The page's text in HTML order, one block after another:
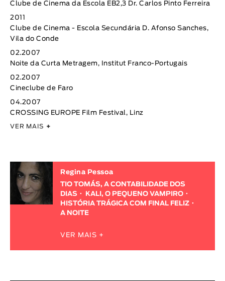
Clube de Cinema da Escola EB2,3 Dr. Carlos Pinto Ferreira
2011
Clube de Cinema - Escola Secundária D. Afonso Sanches,
Vila do Conde
02.2007
Noite da Curta Metragem, Institut Franco-Portugais
02.2007
Cineclube de Faro
04.2007
CROSSING EUROPE Film Festival, Linz
VER MAIS +
Regina Pessoa
TIO TOMÁS, A CONTABILIDADE DOS
DIAS
KALI, O PEQUENO VAMPIRO
HISTÓRIA TRÁGICA COM FINAL FELIZ
A NOITE
VER MAIS +